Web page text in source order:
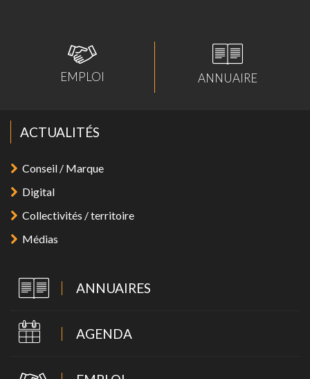
EMPLOI ANNUAIRE
ACTUALITÉS
Conseil / Marque
Digital
Collectivités / territoire
Médias
ANNUAIRES
AGENDA